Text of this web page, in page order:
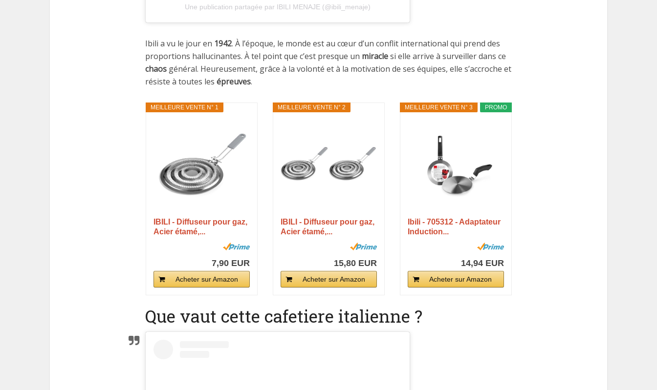
Une publication partagée par IBILI MENAJE (@ibili_menaje)
Ibili a vu le jour en 1942. À l’époque, le monde est au cœur d’un conflit international qui prend des
proportions hallucinantes. À tel point que c’est presque un miraclesi elle arrive à surveiller dans ce
chaos général. Heureusement, grâce à la volonté et à la motivation de ses équipes, elle s’accroche et
résiste à toutes les épreuves.
MEILLEURE VENTE N° 1
IBILI - Diffuseur pour gaz,
Acier étamé,...
7,90 EUR
Acheter sur Amazon
MEILLEURE VENTE N° 2
IBILI - Diffuseur pour gaz,
Acier étamé,...
15,80 EUR
Acheter sur Amazon
PROMO
MEILLEURE VENTE N° 3
Ibili - 705312 - Adaptateur
Induction...
14,94 EUR
Acheter sur Amazon
Que vaut cette cafetiere italienne ?